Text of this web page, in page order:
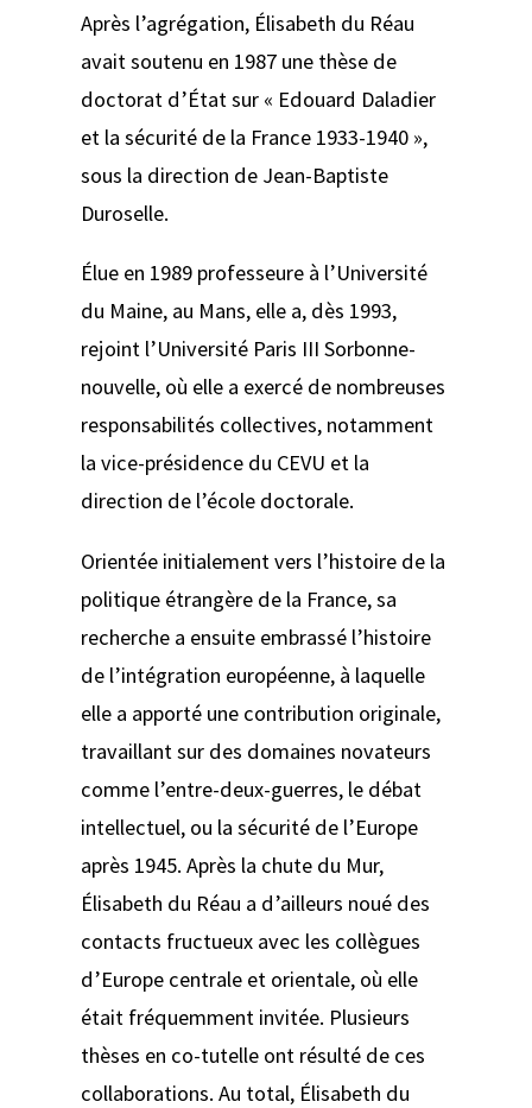
Après l’agrégation, Élisabeth du Réau
avait soutenu en 1987 une thèse de
doctorat d’État sur « Edouard Daladier
et la sécurité de la France 1933-1940 »,
sous la direction de Jean-Baptiste
Duroselle.
Élue en 1989 professeure à l’Université
du Maine, au Mans, elle a, dès 1993,
rejoint l’Université Paris III Sorbonne-
nouvelle, où elle a exercé de nombreuses
responsabilités collectives, notamment
la vice-présidence du CEVU et la
direction de l’école doctorale.
Orientée initialement vers l’histoire de la
politique étrangère de la France, sa
recherche a ensuite embrassé l’histoire
de l’intégration européenne, à laquelle
elle a apporté une contribution originale,
travaillant sur des domaines novateurs
comme l’entre-deux-guerres, le débat
intellectuel, ou la sécurité de l’Europe
après 1945. Après la chute du Mur,
Élisabeth du Réau a d’ailleurs noué des
contacts fructueux avec les collègues
d’Europe centrale et orientale, où elle
était fréquemment invitée. Plusieurs
thèses en co-tutelle ont résulté de ces
collaborations. Au total, Élisabeth du